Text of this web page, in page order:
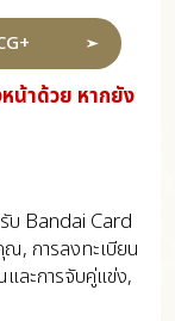
น้าด้วย หากยัง
บ Bandai Card
, การลงทะเบียน
และการจับคู่แข่ง,